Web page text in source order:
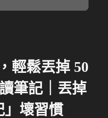
輕鬆丟掉 50
筆記｜丟掉
」壞習慣